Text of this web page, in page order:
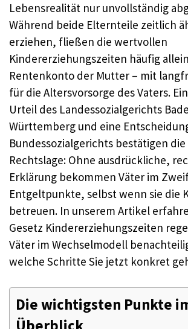
Lebensrealität nur unvollständig
Während beide Elternteile zeitlich
erziehen, fließen die wertvollen
Kindererziehungszeiten häufig
Rentenkonto der Mutter – mit
für die Altersvorsorge des Vaters.
Urteil des Landessozialgerichts
Württemberg und eine
Bundessozialgerichts bestätigen
Rechtslage: Ohne ausdrückliche,
Erklärung bekommen Väter im
Entgeltpunkte, selbst wenn sie die
betreuen. In unserem Artikel
Gesetz Kindererziehungszeiten
Väter im Wechselmodell
welche Schritte Sie jetzt konkret
Die wichtigsten Punkte